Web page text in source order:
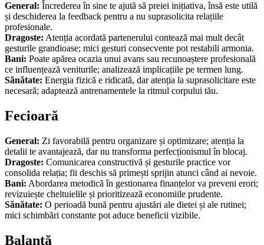
General: Încrederea în sine te ajută să preiei inițiativa, însă este utilă
și deschiderea la feedback pentru a nu suprasolicita relațiile
profesionale.
Dragoste: Atenția acordată partenerului contează mai mult decât
gesturile grandioase; mici gesturi consecvente pot restabili armonia.
Bani: Poate apărea ocazia unui avans sau recunoaștere profesională
ce influențează veniturile; analizează implicațiile pe termen lung.
Sănătate: Energia fizică e ridicată, dar atenția la suprasolicitare este
necesară; adaptează antrenamentele la ritmul corpului tău.
Fecioară
General: Zi favorabilă pentru organizare și optimizare; atenția la
detalii te avantajează, dar nu transforma perfecționismul în blocaj.
Dragoste: Comunicarea constructivă și gesturile practice vor
consolida relația; fii deschis să primești sprijin atunci când ai nevoie.
Bani: Abordarea metodică în gestionarea finanțelor va preveni erori;
revizuiește cheltuielile și prioritizează economiile prudente.
Sănătate: O perioadă bună pentru ajustări ale dietei și ale rutinei;
mici schimbări constante pot aduce beneficii vizibile.
Balanță